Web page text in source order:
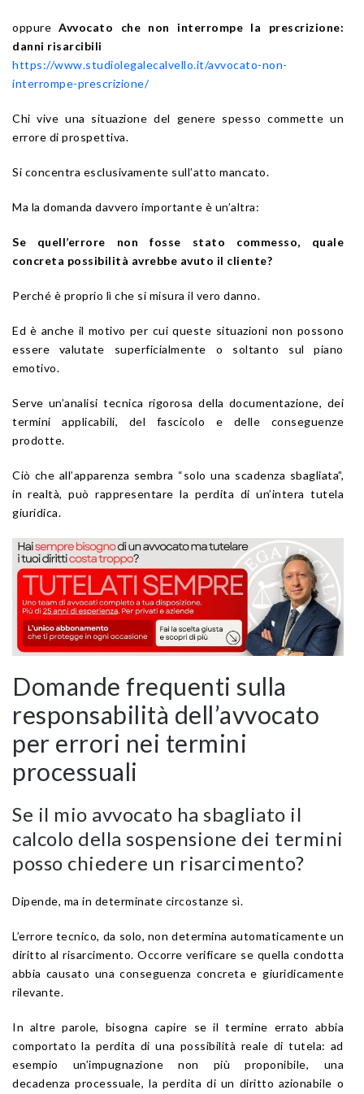
oppureAvvocato che non interrompe la prescrizione:
danni risarcibili
https://www.studiolegalecalvello.it/avvocato-non-
interrompe-prescrizione/
Chi vive una situazione del genere spesso commette un
errore di prospettiva.
Si concentra esclusivamente sull’atto mancato.
Ma la domanda davvero importante è un’altra:
Se quell’errore non fosse stato commesso, quale
concreta possibilità avrebbe avuto il cliente?
Perché è proprio lì che si misura il vero danno.
Ed è anche il motivo per cui queste situazioni non possono
essere valutate superficialmente o soltanto sul piano
emotivo.
Serve un’analisi tecnica rigorosa della documentazione, dei
termini applicabili, del fascicolo e delle conseguenze
prodotte.
Ciò che all’apparenza sembra “solo una scadenza sbagliata”,
in realtà, può rappresentare la perdita di un’intera tutela
giuridica.
Domande frequenti sulla
responsabilità dell’avvocato
per errori nei termini
processuali
Se il mio avvocato ha sbagliato il
calcolo della sospensione dei termini
posso chiedere un risarcimento?
Dipende, ma in determinate circostanze sì.
L’errore tecnico, da solo, non determina automaticamente un
diritto al risarcimento. Occorre verificare se quella condotta
abbia causato una conseguenza concreta e giuridicamente
rilevante.
In altre parole, bisogna capire se il termine errato abbia
comportato la perdita di una possibilità reale di tutela: ad
esempio un’impugnazione non più proponibile, una
decadenza processuale, la perdita di un diritto azionabile o